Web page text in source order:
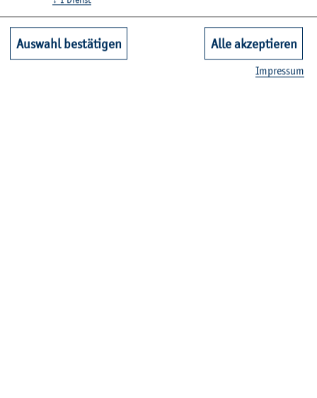
Auswahl bestätigen Alle akzeptieren
Im­pres­sum